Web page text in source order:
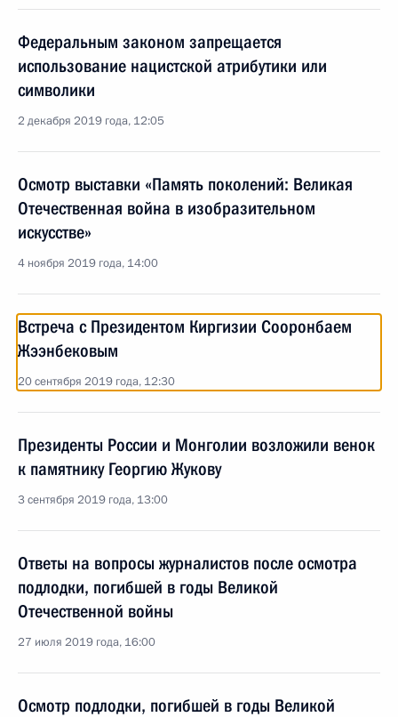
Федеральным законом запрещается
использование нацистской атрибутики или
символики
2 декабря 2019 года, 12:05
Осмотр выставки «Память поколений: Великая
Отечественная война в изобразительном
искусстве»
4 ноября 2019 года, 14:00
Встреча с Президентом Киргизии Сооронбаем
Жээнбековым
20 сентября 2019 года, 12:30
Президенты России и Монголии возложили венок
к памятнику Георгию Жукову
3 сентября 2019 года, 13:00
Ответы на вопросы журналистов после осмотра
подлодки, погибшей в годы Великой
Отечественной войны
27 июля 2019 года, 16:00
Осмотр подлодки, погибшей в годы Великой